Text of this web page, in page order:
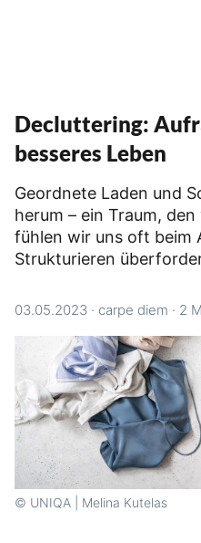
Decluttering:
besseres Leben
Geordnete Laden und
herum – ein Traum,
fühlen wir uns oft beim
Strukturieren
03.05.2023 · carpe diem · 2
© UNIQA | Melina Kutelas